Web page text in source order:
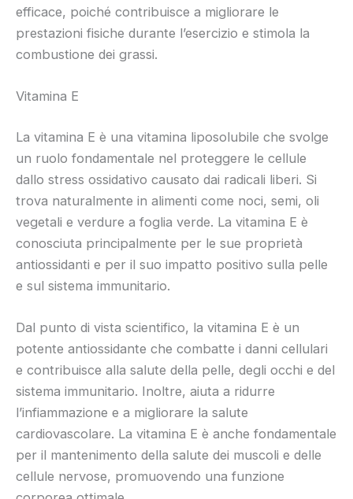
efficace, poiché contribuisce a migliorare le
prestazioni fisiche durante l’esercizio e stimola la
combustione dei grassi.
Vitamina E
La vitamina E è una vitamina liposolubile che svolge
un ruolo fondamentale nel proteggere le cellule
dallo stress ossidativo causato dai radicali liberi. Si
trova naturalmente in alimenti come noci, semi, oli
vegetali e verdure a foglia verde. La vitamina E è
conosciuta principalmente per le sue proprietà
antiossidanti e per il suo impatto positivo sulla pelle
e sul sistema immunitario.
Dal punto di vista scientifico, la vitamina E è un
potente antiossidante che combatte i danni cellulari
e contribuisce alla salute della pelle, degli occhi e del
sistema immunitario. Inoltre, aiuta a ridurre
l’infiammazione e a migliorare la salute
cardiovascolare. La vitamina E è anche fondamentale
per il mantenimento della salute dei muscoli e delle
cellule nervose, promuovendo una funzione